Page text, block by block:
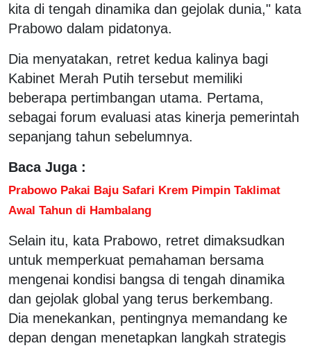
kita di tengah dinamika dan gejolak dunia," kata
Prabowo dalam pidatonya.
Dia menyatakan, retret kedua kalinya bagi
Kabinet Merah Putih tersebut memiliki
beberapa pertimbangan utama. Pertama,
sebagai forum evaluasi atas kinerja pemerintah
sepanjang tahun sebelumnya.
Baca Juga :
Prabowo Pakai Baju Safari Krem Pimpin Taklimat
Awal Tahun di Hambalang
Selain itu, kata Prabowo, retret dimaksudkan
untuk memperkuat pemahaman bersama
mengenai kondisi bangsa di tengah dinamika
dan gejolak global yang terus berkembang.
Dia menekankan, pentingnya memandang ke
depan dengan menetapkan langkah strategis